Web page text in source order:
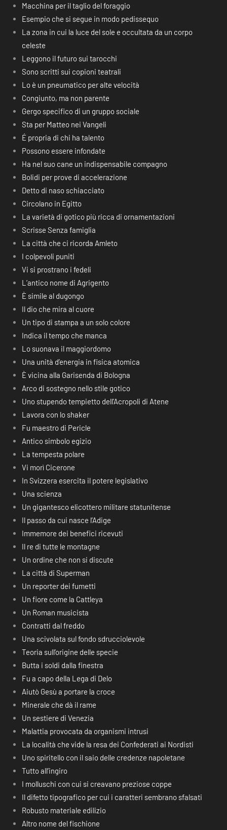
Macchina per il taglio del foraggio
Esempio che si segue in modo pedissequo
La zona in cui la luce del sole e occultata da un corpo
celeste
Leggono il futuro sui tarocchi
Sono scritti sui copioni teatrali
Lo è un pneumatico per alte velocità
Congiunto, ma non parente
Gergo specifico di un gruppo sociale
Sta per Matteo nei Vangeli
É propria di chi ha talento
Possono essere infondate
Ha nel suo cane un indispensabile compagno
Bolidi per prove di accelerazione
Detto di naso schiacciato
Circolano in Egitto
La varietà di gotico più ricca di ornamentazioni
Scrisse Senza famiglia
La città che ci ricorda Amleto
I colpevoli puniti
Vi si prostrano i fedeli
L’antico nome di Agrigento
È simile al dugongo
Il dio che mira al cuore
Un tipo di stampa a un solo colore
Indica il tempo che manca
Lo suonava il maggiordomo
Una unità d’energia in fisica atomica
È vicina alla Garisenda di Bologna
Arco di sostegno nello stile gotico
Uno stupendo tempietto dell’Acropoli di Atene
Lavora con lo shaker
Fu maestro di Pericle
Antico simbolo egizio
La tempesta polare
Vi morì Cicerone
In Svizzera esercita il potere legislativo
Una scienza
Un gigantesco elicottero militare statunitense
Il passo da cui nasce l’Adige
Immemore dei benefici ricevuti
Il re di tutte le montagne
Un ordine che non si discute
La città di Superman
Un reporter dei fumetti
Un fiore come la Cattleya
Un Roman musicista
Contratti dal freddo
Una scivolata sul fondo sdrucciolevole
Teoria sull’origine delle specie
Butta i soldi dalla finestra
Fu a capo della Lega di Delo
Aiutò Gesù a portare la croce
Minerale che dà il rame
Un sestiere di Venezia
Malattia provocata da organismi intrusi
La località che vide la resa dei Confederati ai Nordisti
Uno spiritello con il saio delle credenze napoletane
Tutto all’ingiro
I molluschi con cui si creavano preziose coppe
Il difetto tipografico per cui i caratteri sembrano sfalsati
Robusto materiale edilizio
Altro nome del fischione